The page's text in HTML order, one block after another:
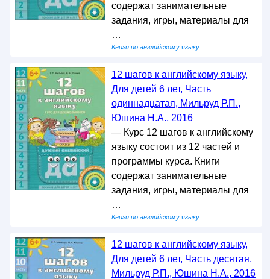
содержат занимательные
задания, игры, материалы для
…
Книги по английскому языку
12 шагов к английскому языку,
Для детей 6 лет, Часть
одиннадцатая, Мильруд Р.П.,
Юшина Н.А., 2016
— Курс 12 шагов к английскому
языку состоит из 12 частей и
программы курса. Книги
содержат занимательные
задания, игры, материалы для
…
Книги по английскому языку
12 шагов к английскому языку,
Для детей 6 лет, Часть десятая,
Мильруд Р.П., Юшина Н.А., 2016